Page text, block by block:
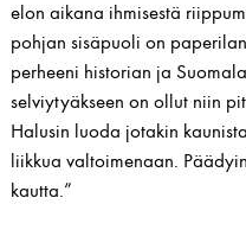
elon aikana ihmisestä
pohjan sisäpuoli on
perheeni historian ja
selviytyäkseen on ollut niin
Halusin luoda jotakin
liikkua valtoimenaan.
kautta.”